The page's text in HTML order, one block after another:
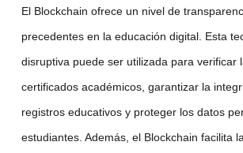
El Blockchain ofrece un nivel de
precedentes en la educación digital. Esta
disruptiva puede ser utilizada para verificar
certificados académicos, garantizar la
registros educativos y proteger los datos
estudiantes. Además, el Blockchain facilita